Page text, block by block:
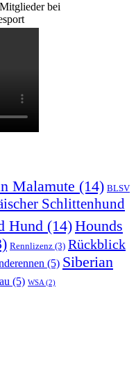
bei
Malamute (14) BLSV
Schlittenhund
Hund (14)Hounds
Rennlizenz (3) Rückblick
(5) Siberian
(5) WSA (2)